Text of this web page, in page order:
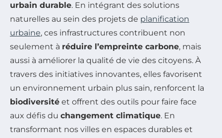
urbain durable. En intégrant des solutions
naturelles au sein des projets de planification
urbaine, ces infrastructures contribuent non
seulement à réduire l’empreinte carbone, mais
aussi à améliorer la qualité de vie des citoyens. À
travers des initiatives innovantes, elles favorisent
un environnement urbain plus sain, renforcent la
biodiversité et offrent des outils pour faire face
aux défis du changement climatique. En
transformant nos villes en espaces durables et